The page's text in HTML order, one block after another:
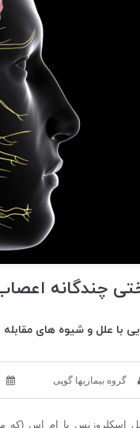
چندگانه
با علل و شیوه های
گروه بیماریها گوپی